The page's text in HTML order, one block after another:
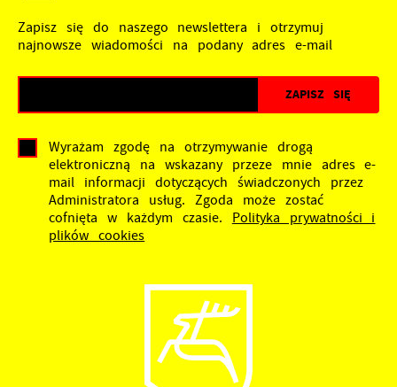
Zapisz się do naszego newslettera i otrzymuj
najnowsze wiadomości na podany adres e-mail
Wyrażam zgodę na otrzymywanie drogą
elektroniczną na wskazany przeze mnie adres e-
mail informacji dotyczących świadczonych przez
Administratora usług. Zgoda może zostać
cofnięta w każdym czasie. Polityka prywatności i
plików cookies